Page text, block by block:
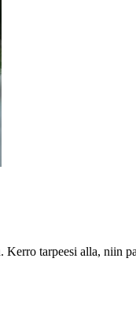
tarpeesi alla, niin